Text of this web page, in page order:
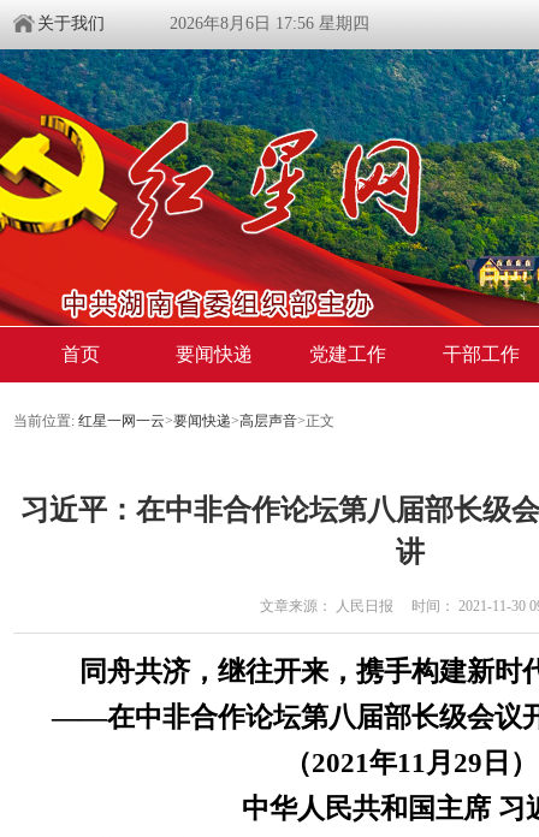
关于我们 2026年8月6日 17:56 星期四
首页 要闻快递 党建工作 干部工作
当前位置: 红星一网一云>要闻快递>高层声音>正文
习近平：在中非合作论坛第八届部长级
讲
文章来源： 人民日报 时间： 2021-11-30
同舟共济，继往开来，携手构建新时
——在中非合作论坛第八届部长级会议
（2021年11月29日）
中华人民共和国主席 习